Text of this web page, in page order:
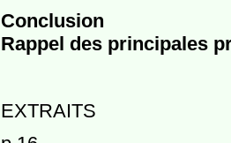
Conclusion
Rappel des principales
EXTRAITS